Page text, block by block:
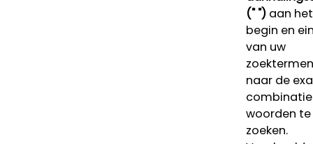
(" ")aan het
begin en
van uw
naar de
woorden te
zoeken.